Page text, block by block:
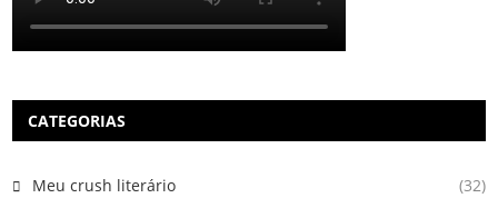
CATEGORIAS
Meu crush literário (32)